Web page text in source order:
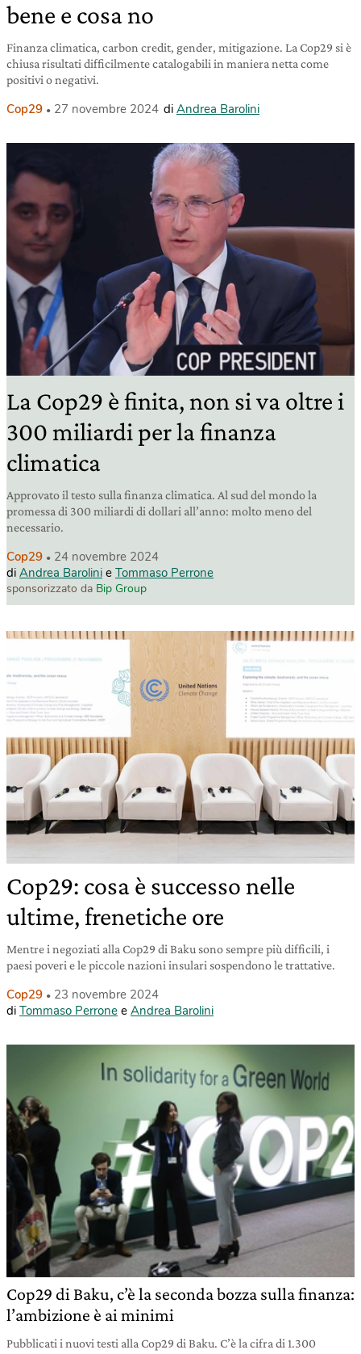
bene e cosa no
Finanza climatica, carbon credit, gender, mitigazione. La Cop29 si è
chiusa risultati difficilmente catalogabili in maniera netta come
positivi o negativi.
Cop29 27 novembre 2024 di Andrea Barolini
La Cop29 è finita, non si va oltre i
300 miliardi per la finanza
climatica
Approvato il testo sulla finanza climatica. Al sud del mondo la
promessa di 300 miliardi di dollari all’anno: molto meno del
necessario.
Cop29
24 novembre 2024
di Andrea Barolini e Tommaso Perrone
sponsorizzato da Bip Group
Cop29: cosa è successo nelle
ultime, frenetiche ore
Mentre i negoziati alla Cop29 di Baku sono sempre più difficili, i
paesi poveri e le piccole nazioni insulari sospendono le trattative.
Cop29
23 novembre 2024
di Tommaso Perrone e Andrea Barolini
Cop29 di Baku, c’è la seconda bozza sulla finanza:
l’ambizione è ai minimi
Pubblicati i nuovi testi alla Cop29 di Baku. C’è la cifra di 1.300